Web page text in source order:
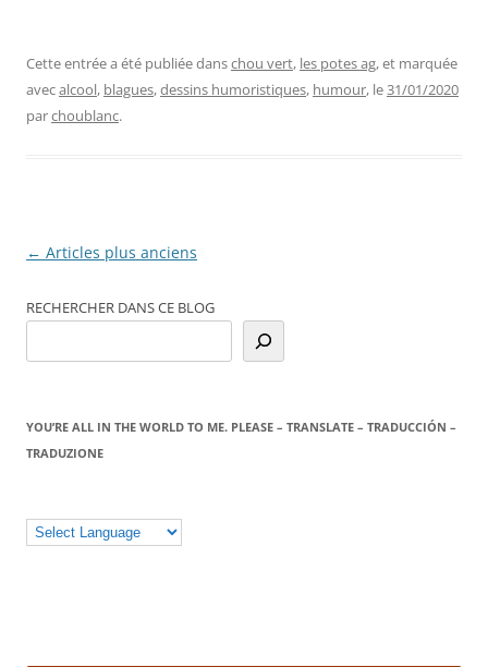
Cette entrée a été publiée danschou vert, les potes ag, et marquée
avecalcool, blagues,dessins humoristiques, humour, le31/01/2020
parchoublanc.
Navigation
articles
← Articles plus anciens
RECHERCHER DANS CE BLOG
YOU’RE ALL IN THE WORLD TO ME. PLEASE – TRANSLATE – TRADUCCIÓN –
TRADUZIONE